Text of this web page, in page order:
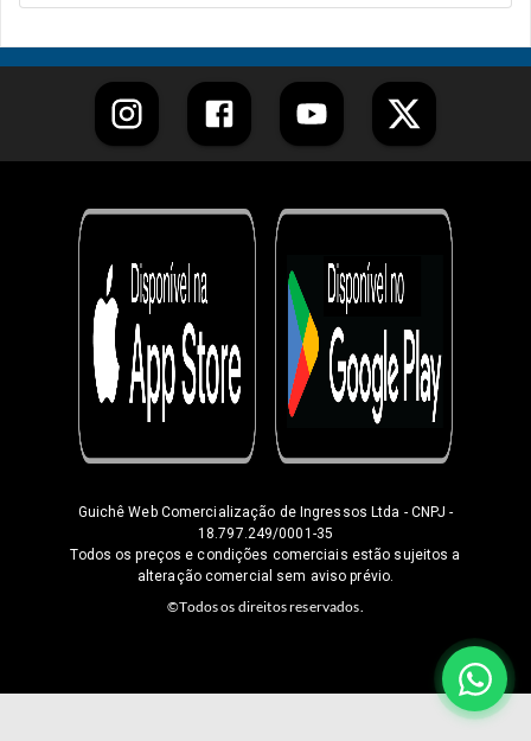
Guichê Web Comercialização de Ingressos Ltda - CNPJ -
18.797.249/0001-35
Todos os preços e condições comerciais estão sujeitos a
alteração comercial sem aviso prévio.
©Todos os direitos reservados.